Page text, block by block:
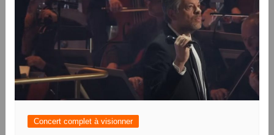
Concert complet à visionner